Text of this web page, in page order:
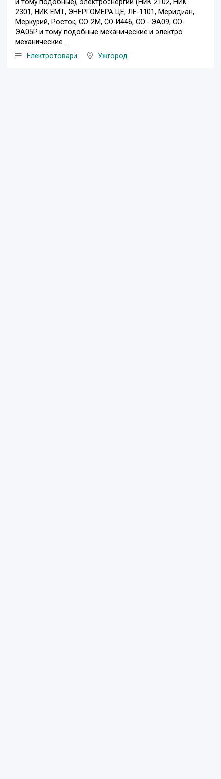
и тому подобные), электроэнергии (НИК 2102, НИК
2301, НИК ЕМТ, ЭНЕРГОМЕРА ЦЕ, ЛЕ-1101, Меридиан,
Меркурий, Росток, СО-2М, СО-И446, СО - ЭА09, СО-
ЭА05P и тому подобные механические и электро
механические ...
Eлектротовари
Ужгород